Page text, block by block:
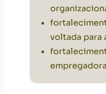
voltada para
empregadora